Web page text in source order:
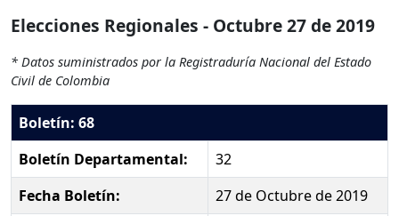
Elecciones Regionales - Octubre 27 de 2019
* Datos suministrados por la Registraduría Nacional del Estado
Civil de Colombia
Boletín: 68
Boletín Departamental:
32
Fecha Boletín:
27 de Octubre de 2019